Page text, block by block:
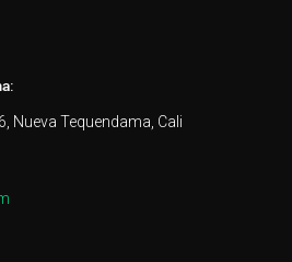
Nueva Tequendama, Cali